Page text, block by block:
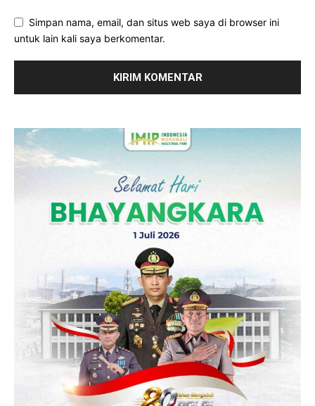
Simpan nama, email, dan situs web saya di browser ini
untuk lain kali saya berkomentar.